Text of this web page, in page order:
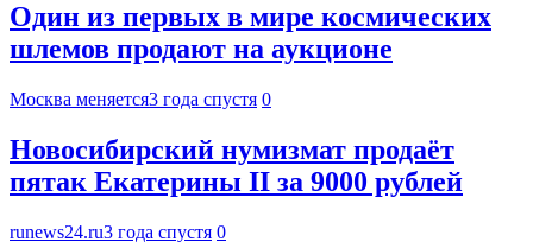
Один из первых в мире космических
шлемов продают на аукционе
Москва меняется3 года спустя 0
Новосибирский нумизмат продаёт
пятак Екатерины II за 9000 рублей
runews24.ru3 года спустя 0